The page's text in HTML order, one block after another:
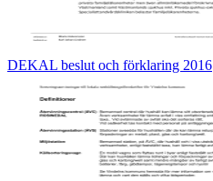
DEKAL beslut och förklaring 2016